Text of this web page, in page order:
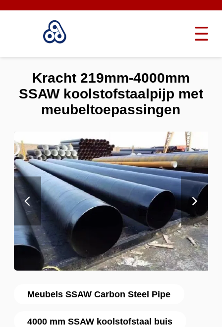
Meubels SSAW Carbon Steel Pipe
4000 mm SSAW koolstofstaal buis
Kracht 219mm-4000mm
SSAW koolstofstaalpijp met
meubeltoepassingen